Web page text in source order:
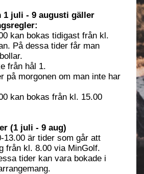
1 juli - 9 augusti gäller
kan bokas tidigast från kl.
På dessa tider får man
från hål 1.
på morgonen om man inte har
kan bokas från kl. 15.00
(1 juli - 9 aug)
13.00 är tider som går att
från kl. 8.00 via MinGolf.
tider kan vara bokade i